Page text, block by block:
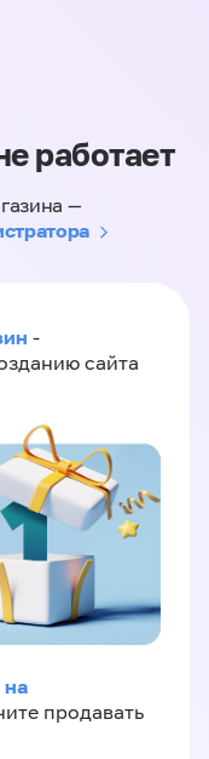
работает
—
-
сайта
на
продавать